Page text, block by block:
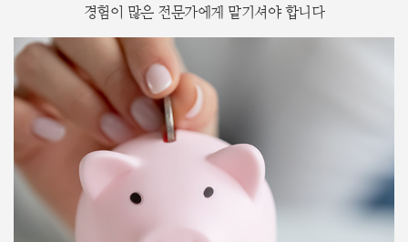
경험이 많은 전문가에게 맡기셔야 합니다